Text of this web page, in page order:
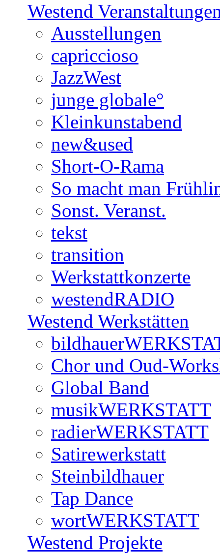
Westend
Ausstellungen
capriccioso
JazzWest
junge globale°
Kleinkunstabend
new&used
Short-O-Rama
So macht man
Sonst. Veranst.
tekst
transition
Werkstattkonzerte
westendRADIO
Westend Werkstätten
Chor und Oud-
Global Band
musikWERKSTATT
radierWERKSTATT
Satirewerkstatt
Steinbildhauer
Tap Dance
wortWERKSTATT
Westend Projekte